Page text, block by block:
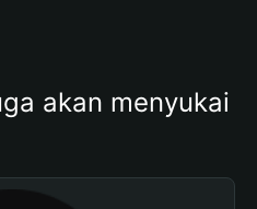
akan menyukai